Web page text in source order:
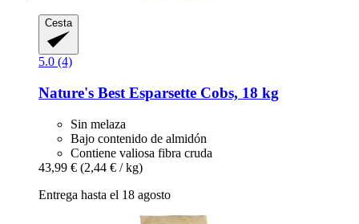
Cesta
5.0 (4)
Nature's Best Esparsette Cobs, 18 kg
Sin melaza
Bajo contenido de almidón
Contiene valiosa fibra cruda
43,99 € (2,44 € / kg)
Entrega hasta el 18 agosto